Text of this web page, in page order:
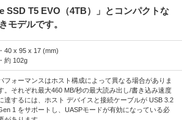
SSD T5 EVO（4TB）」とコンパクトな
モデルです。
・40 x 95 x 17 (mm)
・約 102g
フォーマンスはホスト構成によって異なる場合がありま
。それぞれ最大460 MB/秒の最大読み出し/書き込み速度
達するには、ホスト デバイスと接続ケーブルが USB 3.2
1 をサポートし、UASPモードが有効になっている必